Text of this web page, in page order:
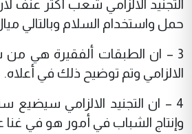
التجنيد الالزامي شعب أكثر
حمل واستخدام السلام وبالتالي
3 – ان الطبقات ألفقيرة هي من
الالزامي وتم توضيح ذلك في أعلاه.
4 – ان التجنيد الالزامي
وإنتاج الشباب في أمور هو في